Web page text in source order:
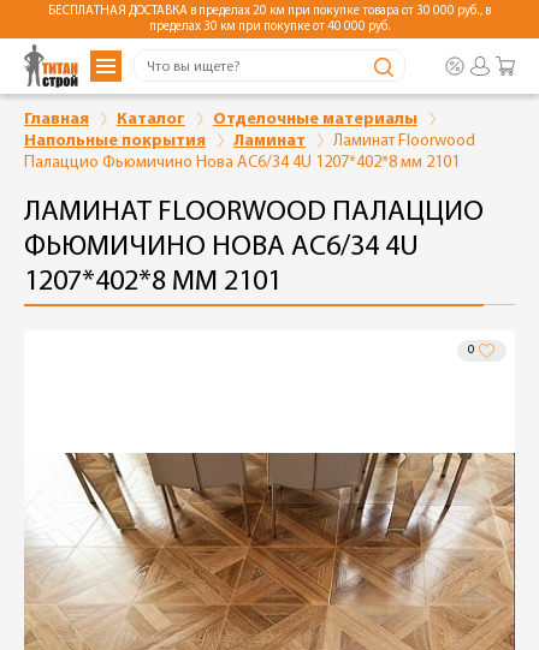
БЕСПЛАТНАЯ ДОСТАВКА в пределах 20 км при покупке товара от 30 000 руб., в
пределах 30 км при покупке от 40 000 руб.
Главная Каталог
Отделочные материалы
Напольные покрытия
Ламинат
Ламинат Floorwood
Палаццио Фьюмичино Нова AC6/34 4U 1207*402*8 мм 2101
ЛАМИНАТ FLOORWOOD ПАЛАЦЦИО
ФЬЮМИЧИНО НОВА AC6/34 4U
1207*402*8 ММ 2101
0